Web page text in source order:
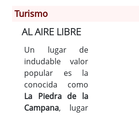
Información General
Historia
Monumentos
Gastronomía
Fiestas
Turismo
Turismo
AL AIRE LIBRE
Un lugar de
indudable valor
popular es la
conocida como
La Piedra de la
Campana, lugar